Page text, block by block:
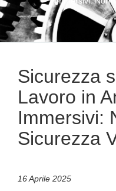
Sicurezza
Lavoro in
Immersivi:
Sicurezza
16 Aprile 2025